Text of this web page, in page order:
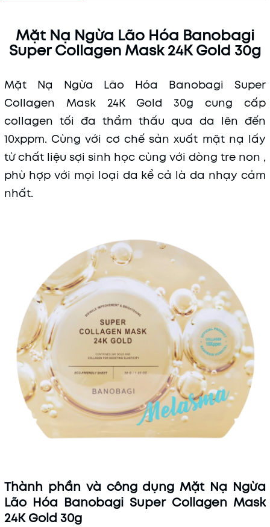
Mã khuyến mãi:
Điều kiện:
Mặt Nạ Ngừa Lão Hóa Banobagi
Super Collagen Mask 24K Gold 30g
Mặt Nạ Ngừa Lão Hóa Banobagi Super
Collagen Mask 24K Gold 30g cung cấp
collagen tối đa thẩm thấu qua da lên đến
10xppm. Cùng với cơ chế sản xuất mặt nạ lấy
từ chất liệu sợi sinh học cùng với dòng tre non ,
phù hợp với mọi loại da kể cả là da nhạy cảm
nhất.
Thành phần và công dụng Mặt Nạ Ngừa
Lão Hóa Banobagi Super Collagen Mask
24K Gold 30g